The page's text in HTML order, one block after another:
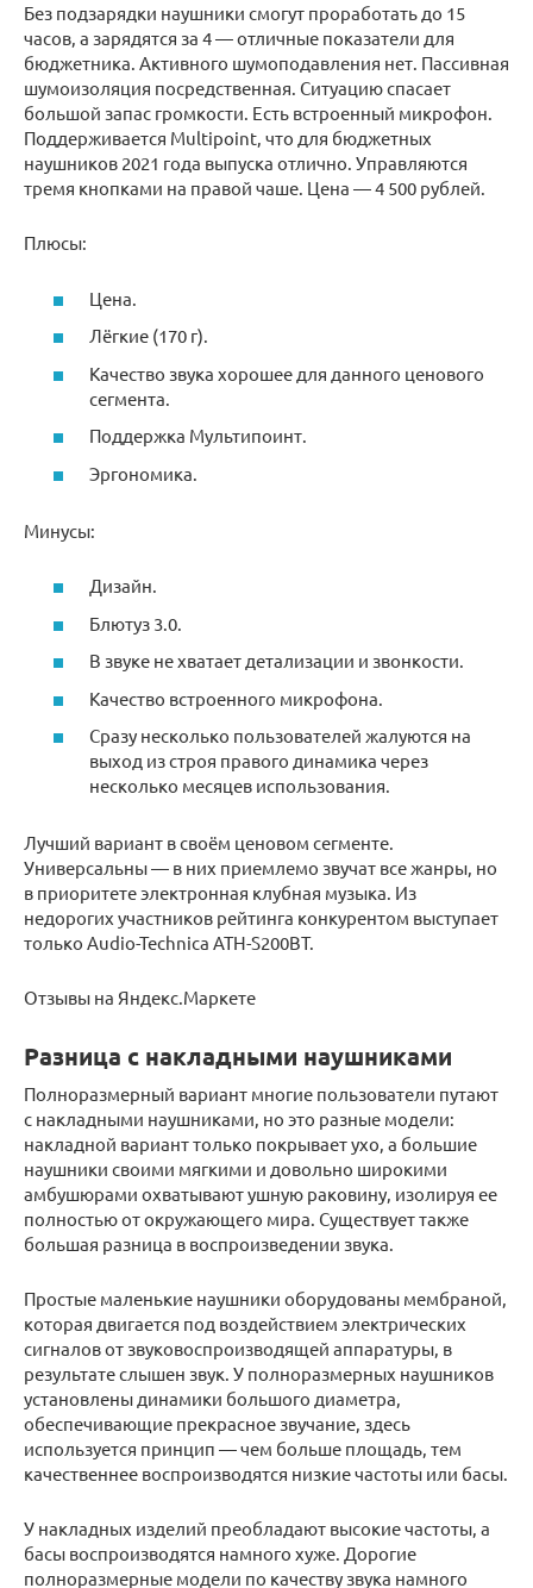
Без подзарядки наушники смогут проработать до 15
часов, а зарядятся за 4 — отличные показатели для
бюджетника. Активного шумоподавления нет. Пассивная
шумоизоляция посредственная. Ситуацию спасает
большой запас громкости. Есть встроенный микрофон.
Поддерживается Multipoint, что для бюджетных
наушников 2021 года выпуска отлично. Управляются
тремя кнопками на правой чаше. Цена — 4 500 рублей.
Плюсы:
Цена.
Лёгкие (170 г).
Качество звука хорошее для данного ценового
сегмента.
Поддержка Мультипоинт.
Эргономика.
Минусы:
Дизайн.
Блютуз 3.0.
В звуке не хватает детализации и звонкости.
Качество встроенного микрофона.
Сразу несколько пользователей жалуются на
выход из строя правого динамика через
несколько месяцев использования.
Лучший вариант в своём ценовом сегменте.
Универсальны — в них приемлемо звучат все жанры, но
в приоритете электронная клубная музыка. Из
недорогих участников рейтинга конкурентом выступает
только Audio-Technica ATH-S200BT.
Отзывы на Яндекс.Маркете
Разница с накладными наушниками
Полноразмерный вариант многие пользователи путают
с накладными наушниками, но это разные модели:
накладной вариант только покрывает ухо, а большие
наушники своими мягкими и довольно широкими
амбушюрами охватывают ушную раковину, изолируя ее
полностью от окружающего мира. Существует также
большая разница в воспроизведении звука.
Простые маленькие наушники оборудованы мембраной,
которая двигается под воздействием электрических
сигналов от звуковоспроизводящей аппаратуры, в
результате слышен звук. У полноразмерных наушников
установлены динамики большого диаметра,
обеспечивающие прекрасное звучание, здесь
используется принцип — чем больше площадь, тем
качественнее воспроизводятся низкие частоты или басы.
У накладных изделий преобладают высокие частоты, а
басы воспроизводятся намного хуже. Дорогие
полноразмерные модели по качеству звука намного